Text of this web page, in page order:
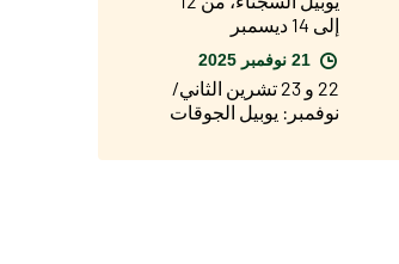
إلى 14 ديسمبر
22 و 23 تشرين الثاني/
نوفمبر: يوبيل الجوقات